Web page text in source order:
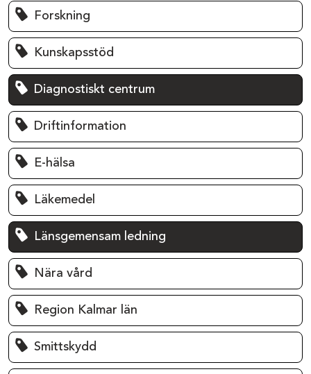
Forskning
Kunskapsstöd
Diagnostiskt centrum
Driftinformation
E-hälsa
Läkemedel
Länsgemensam ledning
Nära vård
Region Kalmar län
Smittskydd